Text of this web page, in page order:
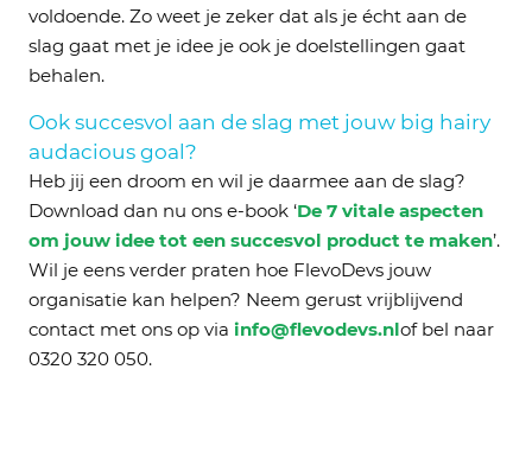
voldoende. Zo weet je zeker dat als je écht aan de
slag gaat met je idee je ook je doelstellingen gaat
behalen.
Ook succesvol aan de slag met jouw big hairy
audacious goal?
Heb jij een droom en wil je daarmee aan de slag?
Download dan nu ons e-book ‘De 7 vitale aspecten
om jouw idee tot een succesvol product te maken’.
Wil je eens verder praten hoe FlevoDevs jouw
organisatie kan helpen? Neem gerust vrijblijvend
contact met ons op via info@flevodevs.nlof bel naar
0320 320 050.